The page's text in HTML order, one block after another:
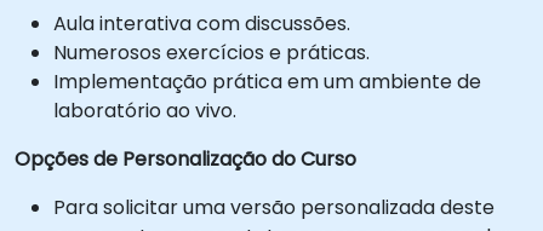
Aula interativa com discussões.
Numerosos exercícios e práticas.
Implementação prática em um ambiente de
laboratório ao vivo.
Opções de Personalização do Curso
Para solicitar uma versão personalizada deste